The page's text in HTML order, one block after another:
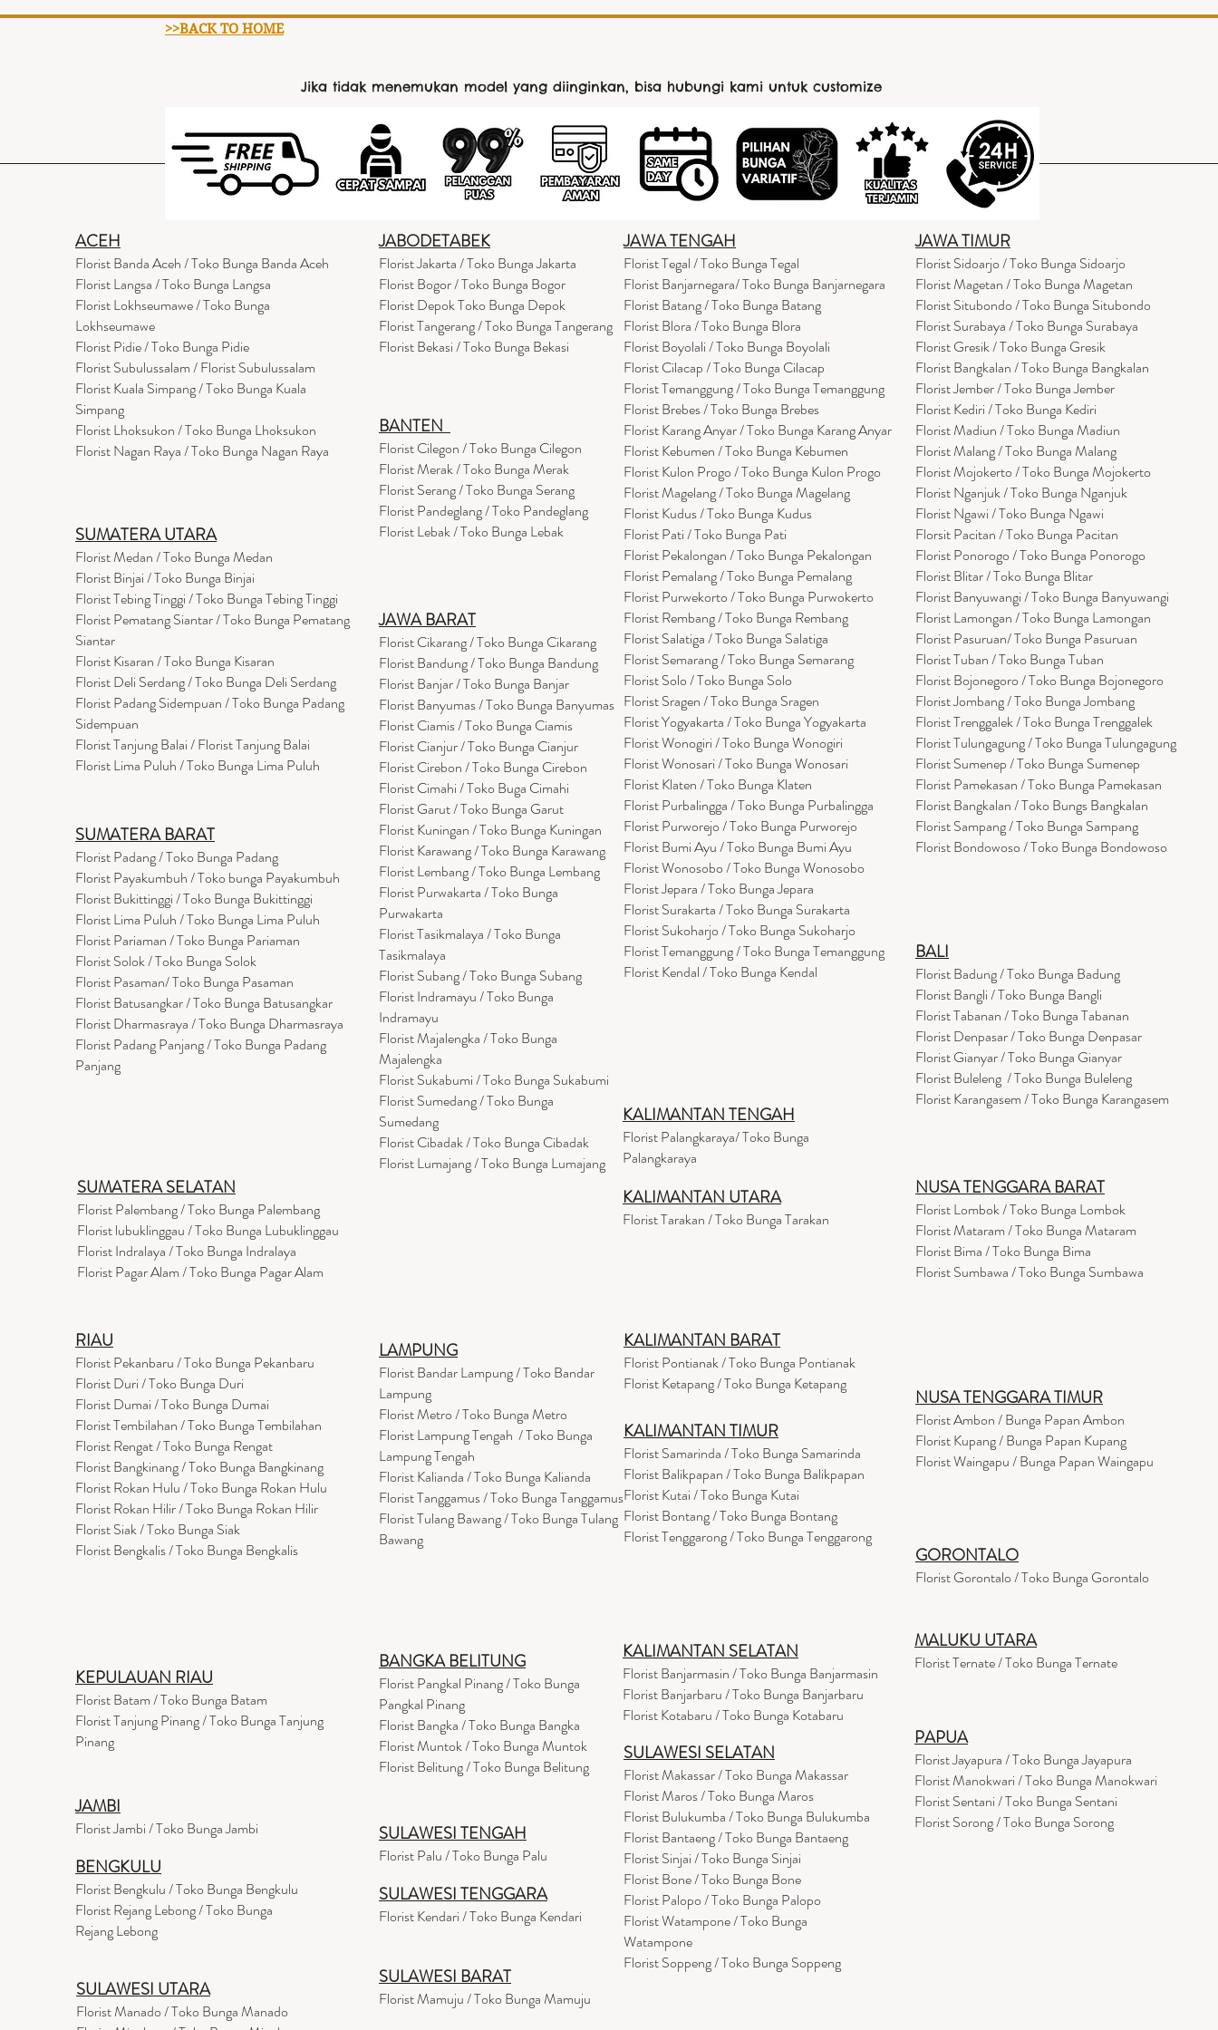
>>BACK TO HOME
Jika tidak menemukan model yang diinginkan, bisa hubungi kami untuk customize
ACEH
Florist Banda Aceh / Toko Bunga Banda Aceh
Florist Langsa / Toko Bunga Langsa
Florist Lokhseumawe / Toko Bunga
Lokhseumawe
Florist Pidie / Toko Bunga Pidie
Florist Subulussalam / Florist Subulussalam
Florist Kuala Simpang / Toko Bunga Kuala
Simpang
Florist Lhoksukon / Toko Bunga Lhoksukon
Florist Nagan Raya / Toko Bunga Nagan Raya
SUMATERA UTARA
Florist Medan / Toko Bunga Medan
Florist Binjai / Toko Bunga Binjai
Florist Tebing Tinggi / Toko Bunga Tebing Tinggi
Florist Pematang Siantar / Toko Bunga Pematang
Siantar
Florist Kisaran / Toko Bunga Kisaran
Florist Deli Serdang / Toko Bunga Deli Serdang
Florist Padang Sidempuan / Toko Bunga Padang
Sidempuan
Florist Tanjung Balai / Florist Tanjung Balai
Florist Lima Puluh / Toko Bunga Lima Puluh
SUMATERA BARAT
Florist Padang / Toko Bunga Padang
Florist Payakumbuh / Toko bunga Payakumbuh
Florist Bukittinggi / Toko Bunga Bukittinggi
Florist Lima Puluh / Toko Bunga Lima Puluh
Florist Pariaman / Toko Bunga Pariaman
Florist Solok / Toko Bunga Solok
Florist Pasaman/ Toko Bunga Pasaman
Florist Batusangkar / Toko Bunga Batusangkar
Florist Dharmasraya / Toko Bunga Dharmasraya
Florist Padang Panjang / Toko Bunga Padang
Panjang
SUMATERA SELATAN
Florist Palembang / Toko Bunga Palembang
Florist lubuklinggau / Toko Bunga Lubuklinggau
Florist Indralaya / Toko Bunga Indralaya
Florist Pagar Alam / Toko Bunga Pagar Alam
JABODETABEK
Florist Jakarta / Toko Bunga Jakarta
Florist Bogor / Toko Bunga Bogor
Florist Depok Toko Bunga Depok
Florist Tangerang / Toko Bunga Tangerang
Florist Bekasi / Toko Bunga Bekasi
BANTEN
Florist Cilegon / Toko Bunga Cilegon
Florist Merak / Toko Bunga Merak
Florist Serang / Toko Bunga Serang
Florist Pandeglang / Toko Pandeglang
Florist Lebak / Toko Bunga Lebak
JAWA BARAT
Florist Cikarang/ Toko Bunga Cikarang
Florist Bandung / Toko Bunga Bandung
Florist Banjar / Toko Bunga Banjar
Florist Banyumas / Toko Bunga Banyumas
Florist Ciamis / Toko Bunga Ciamis
Florist Cianjur / Toko Bunga Cianjur
Florist Cirebon / Toko Bunga Cirebon
Florist Cimahi / Toko Buga Cimahi
Florist Garut / Toko Bunga Garut
Florist Kuningan / Toko Bunga Kuningan
Florist Karawang / Toko Bunga Karawang
Florist Lembang / Toko Bunga Lembang
Florist Purwakarta / Toko Bunga
Purwakarta
Florist Tasikmalaya / Toko Bunga
Tasikmalaya
Florist Subang / Toko Bunga Subang
Florist Indramayu / Toko Bunga
Indramayu
Florist Majalengka / Toko Bunga
Majalengka
Florist Sukabumi / Toko Bunga Sukabumi
Florist Sumedang / Toko Bunga
Sumedang
Florist Cibadak / Toko Bunga Cibadak
Florist Lumajang / Toko Bunga Lumajang
JAWA TENGAH
Florist Tegal / Toko Bunga Tegal
Florist Banjarnegara/ Toko Bunga Banjarnegara
Florist Batang / Toko Bunga Batang
Florist Blora / Toko Bunga Blora
Florist Boyolali / Toko Bunga Boyolali
Florist Cilacap / Toko Bunga Cilacap
Florist Temanggung / Toko Bunga Temanggung
Florist Brebes / Toko Bunga Brebes
Florist Karang Anyar / Toko Bunga Karang Anyar
Florist Kebumen / Toko Bunga Kebumen
Florist Kulon Progo / Toko Bunga Kulon Progo
Florist Magelang / Toko Bunga Magelang
Florist Kudus / Toko Bunga Kudus
Florist Pati / Toko Bunga Pati
Florist Pekalongan / Toko Bunga Pekalongan
Florist Pemalang / Toko Bunga Pemalang
Florist Purwekorto / Toko Bunga Purwokerto
Florist Rembang / Toko Bunga Rembang
Florist Salatiga / Toko Bunga Salatiga
Florist Semarang / Toko Bunga Semarang
Florist Solo / Toko Bunga Solo
Florist Sragen / Toko Bunga Sragen
Florist Yogyakarta / Toko Bunga Yogyakarta
Florist Wonogiri / Toko Bunga Wonogiri
Florist Wonosari / Toko Bunga Wonosari
Florist Klaten / Toko Bunga Klaten
Florist Purbalingga / Toko Bunga Purbalingga
Florist Purworejo / Toko Bunga Purworejo
Florist Bumi Ayu / Toko Bunga Bumi Ayu
Florist Wonosobo / Toko Bunga Wonosobo
Florist Jepara / Toko Bunga Jepara
Florist Surakarta / Toko Bunga Surakarta
Florist Sukoharjo / Toko Bunga Sukoharjo
Florist Temanggung / Toko Bunga Temanggung
Florist Kendal / Toko Bunga Kendal
KALIMANTAN TENGAH
Florist Palangkaraya/ Toko Bunga
Palangkaraya
KALIMANTAN UTARA
Florist Tarakan / Toko Bunga Tarakan
JAWA TIMUR
Florist Sidoarjo / Toko Bunga Sidoarjo
Florist Magetan / Toko Bunga Magetan
Florist Situbondo / Toko Bunga Situbondo
Florist Surabaya / Toko Bunga Surabaya
Florist Gresik / Toko Bunga Gresik
FloristBangkalan / Toko Bunga Bangkalan
Florist Jember / Toko Bunga Jember
Florist Kediri / Toko Bunga Kediri
Florist Madiun / Toko Bunga Madiun
Florist Malang / Toko Bunga Malang
Florist Mojokerto / Toko Bunga Mojokerto
Florist Nganjuk / Toko Bunga Nganjuk
Florist Ngawi /Toko Bunga Ngawi
Florsit Pacitan / Toko Bunga Pacitan
Florist Ponorogo / Toko Bunga Ponorogo
Florist Blitar / Toko Bunga Blitar
Florist Banyuwangi / Toko Bunga Banyuwangi
Florist Lamongan / Toko Bunga Lamongan
Florist Pasuruan/ Toko Bunga Pasuruan
Florist Tuban / Toko Bunga Tuban
Florist Bojonegoro / Toko Bunga Bojonegoro
Florist Jombang / Toko Bunga Jombang
Florist Trenggalek / Toko Bunga Trenggalek
Florist Tulungagung / Toko Bunga Tulungagung
Florist Sumenep / Toko Bunga Sumenep
Florist Pamekasan / Toko Bunga Pamekasan
Florist Bangkalan / Toko Bungs Bangkalan
Florist Sampang / Toko Bunga Sampang
Florist Bondowoso / Toko Bunga Bondowoso
BALI
Florist Badung / Toko Bunga Badung
Florist Bangli / Toko Bunga Bangli
FloristTabanan/ Toko Bunga Tabanan
Florist Denpasar / Toko Bunga Denpasar
Florist Gianyar / Toko Bunga Gianyar
Florist Buleleng / Toko Bunga Buleleng
Florist Karangasem / Toko Bunga Karangasem
NUSA TENGGARA BARAT
Florist Lombok / Toko Bunga Lombok
FloristMataram/ Toko Bunga Mataram
Florist Bima / Toko Bunga Bima
Florist Sumbawa / Toko Bunga Sumbawa
RIAU
Florist Pekanbaru / Toko Bunga Pekanbaru
Florist Duri / Toko Bunga Duri
Florist Dumai / Toko Bunga Dumai
Florist Tembilahan / Toko Bunga Tembilahan
Florist Rengat / Toko Bunga Rengat
Florist Bangkinang / Toko Bunga Bangkinang
Florist Rokan Hulu / Toko Bunga Rokan Hulu
Florist Rokan Hilir / Toko Bunga Rokan Hilir
Florist Siak / Toko Bunga Siak
Florist Bengkalis / Toko Bunga Bengkalis
LAMPUNG
Florist Bandar Lampung / Toko Bandar
Lampung
Florist Metro / Toko Bunga Metro
Florist Lampung Tengah / Toko Bunga
Lampung Tengah
Florist Kalianda / Toko Bunga Kalianda
Florist Tanggamus / Toko Bunga Tanggamus
Florist Tulang Bawang / Toko Bunga Tulang
Bawang
KALIMANTAN BARAT
Florist Pontianak / Toko Bunga Pontianak
Florist Ketapang / Toko Bunga Ketapang
KALIMANTAN TIMUR
Florist Samarinda / Toko Bunga Samarinda
Florist Balikpapan / Toko Bunga Balikpapan
Florist Kutai / Toko Bunga Kutai
Florist Bontang / Toko Bunga Bontang
Florist Tenggarong / Toko Bunga Tenggarong
NUSA TENGGARA TIMUR
Florist Ambon / Bunga Papan Ambon
Florist Kupang / Bunga Papan Kupang
Florist Waingapu / Bunga Papan Waingapu
GORONTALO
Florist Gorontalo / Toko Bunga Gorontalo
KEPULAUAN RIAU
Florist Batam / Toko Bunga Batam
Florist Tanjung Pinang / Toko Bunga Tanjung
Pinang
JAMBI
Florist Jambi / Toko Bunga Jambi
BENGKULU
Florist Bengkulu / Toko Bunga Bengkulu
Florist Rejang Lebong / Toko Bunga
Rejang Lebong
SULAWESI UTARA
Florist Manado / Toko Bunga Manado
KALIMANTAN SELATAN
Florist Banjarmasin/ Toko Bunga Banjarmasin
Florist Banjarbaru / Toko Bunga Banjarbaru
Florist Kotabaru / Toko Bunga Kotabaru
BANGKA BELITUNG
Florist Pangkal Pinang / Toko Bunga
Pangkal Pinang
Florist Bangka / Toko Bunga Bangka
Florist Muntok / Toko Bunga Muntok
Florist Belitung / Toko Bunga Belitung
SULAWESI TENGAH
Florist Palu / Toko Bunga Palu
SULAWESI TENGGARA
Florist Kendari / Toko Bunga Kendari
SULAWESI SELATAN
Florist Makassar / Toko Bunga Makassar
Florist Maros / Toko Bunga Maros
Florist Bulukumba / Toko Bunga Bulukumba
Florist Bantaeng / Toko Bunga Bantaeng
Florist Sinjai / Toko Bunga Sinjai
Florist Bone / Toko Bunga Bone
Florist Palopo / Toko Bunga Palopo
Florist Watampone / Toko Bunga
Watampone
Florist Soppeng / Toko Bunga Soppeng
SULAWESI BARAT
Florist Mamuju / Toko Bunga Mamuju
MALUKU UTARA
Florist Ternate / Toko Bunga Ternate
PAPUA
Florist Jayapura / Toko Bunga Jayapura
Florist Manokwari / Toko Bunga Manokwari
Florist Sentani / Toko Bunga Sentani
Florist Sorong / Toko Bunga Sorong